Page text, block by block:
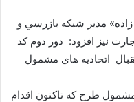
مدير شبكه بازرسي و
نيز افزود: دور دوم كد
اتحاديه هاي مشمول
طرح كه تاكنون اقدام